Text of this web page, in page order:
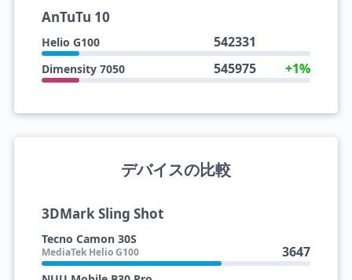
AnTuTu 10
Helio G100 542331
Dimensity 7050 545975 +1%
デバイスの比較
3DMark Sling Shot
Tecno Camon 30S
MediaTek Helio G100 3647